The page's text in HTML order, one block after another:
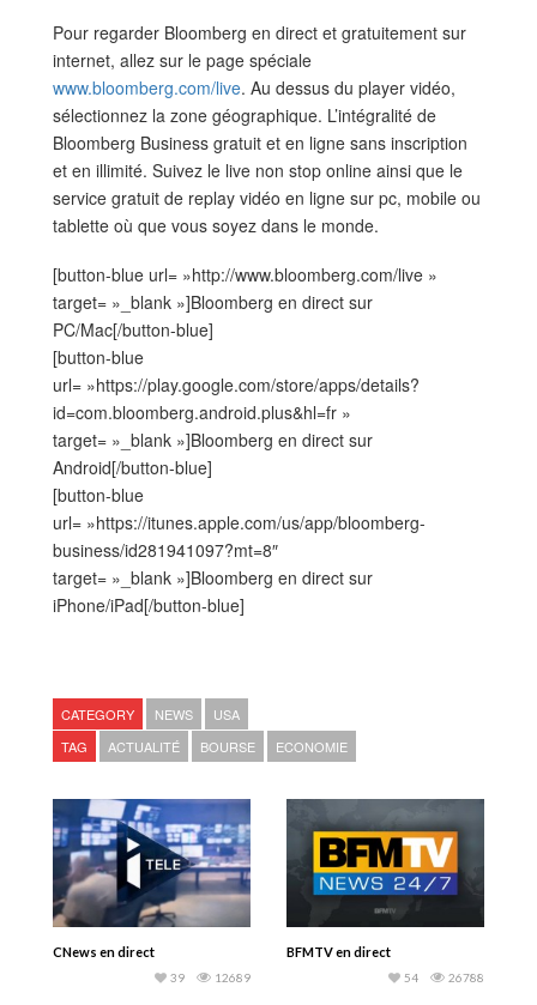
Pour regarder Bloomberg en direct et gratuitement sur
internet, allez sur le page spéciale
www.bloomberg.com/live. Au dessus du player vidéo,
sélectionnez la zone géographique. L’intégralité de
Bloomberg Business gratuit et en ligne sans inscription
et en illimité. Suivez le live non stop online ainsi que le
service gratuit de replay vidéo en ligne sur pc, mobile ou
tablette où que vous soyez dans le monde.
[button-blue url= »http://www.bloomberg.com/live »
target= »_blank »]Bloomberg en direct sur
PC/Mac[/button-blue]
[button-blue
url= »https://play.google.com/store/apps/details?
id=com.bloomberg.android.plus&hl=fr »
target= »_blank »]Bloomberg en direct sur
Android[/button-blue]
[button-blue
url= »https://itunes.apple.com/us/app/bloomberg-
business/id281941097?mt=8″
target= »_blank »]Bloomberg en direct sur
iPhone/iPad[/button-blue]
CATEGORY NEWS
USA
TAG
ACTUALITÉ BOURSE ECONOMIE
CNews en direct
12689
39
BFMTV en direct
26788
54